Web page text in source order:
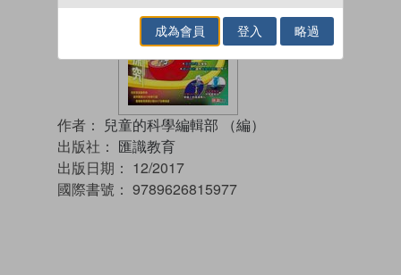
作者： 兒童的科學編輯部 （編）
出版社： 匯識教育
出版日期： 12/2017
國際書號： 9789626815977
成為會員 登入 略過